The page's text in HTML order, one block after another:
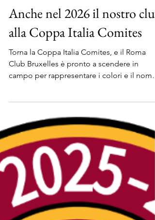
Emanuele Bonini
16 apr
Tempo di lettura: 1 min
Dal club
Anche nel 2026 il nostro club
alla Coppa Italia Comites
Torna la Coppa Italia Comites, e il Roma
Club Bruxelles è pronto a scendere in
campo per rappresentare i colori e il nome
della sola squadra dell'Urbe, e magari
provare a vincere il trofeo. Prendete nota,
dunque: domenica 28 giugno 2026 presso
Stadio Cimetière d’Ixelles, a partire dalla
mattina per le partite di girone. Venite per
giocare e tifare, e portate amici, parenti,